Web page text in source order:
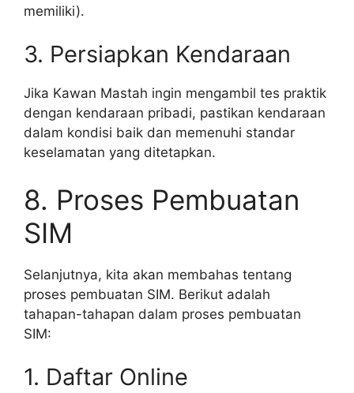
memiliki).
3. Persiapkan Kendaraan
Jika Kawan Mastah ingin mengambil tes praktik
dengan kendaraan pribadi, pastikan kendaraan
dalam kondisi baik dan memenuhi standar
keselamatan yang ditetapkan.
8. Proses Pembuatan
SIM
Selanjutnya, kita akan membahas tentang
proses pembuatan SIM. Berikut adalah
tahapan-tahapan dalam proses pembuatan
SIM:
1. Daftar Online